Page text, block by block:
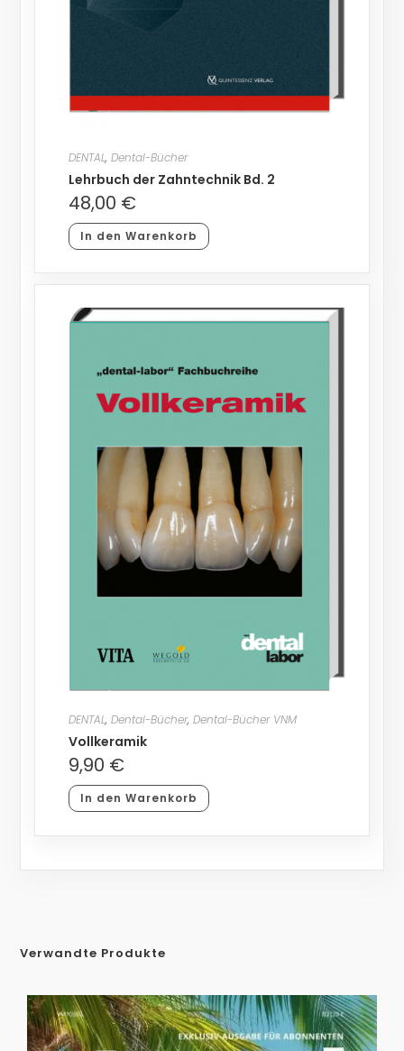
DENTAL, Dental-Bücher
Lehrbuch der Zahntechnik Bd. 2
48,00 €
In den Warenkorb
DENTAL, Dental-Bücher, Dental-Bücher VNM
Vollkeramik
9,90 €
In den Warenkorb
Verwandte Produkte